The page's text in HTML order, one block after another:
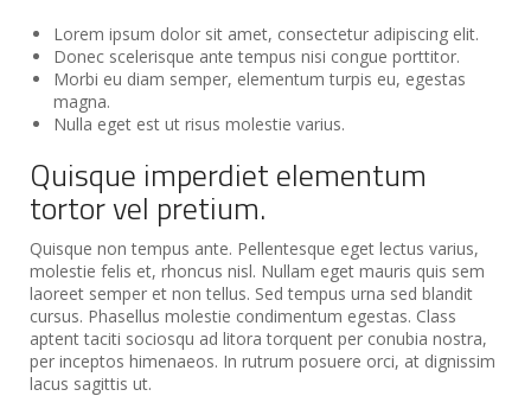
Lorem ipsum dolor sit amet, consectetur adipiscing elit.
Donec scelerisque ante tempus nisi congue porttitor.
Morbi eu diam semper, elementum turpis eu, egestas
magna.
Nulla eget est ut risus molestie varius.
Quisque imperdiet elementum
tortor vel pretium.
Quisque non tempus ante. Pellentesque eget lectus varius,
molestie felis et, rhoncus nisl. Nullam eget mauris quis sem
laoreet semper et non tellus. Sed tempus urna sed blandit
cursus. Phasellus molestie condimentum egestas. Class
aptent taciti sociosqu ad litora torquent per conubia nostra,
per inceptos himenaeos. In rutrum posuere orci, at dignissim
lacus sagittis ut.